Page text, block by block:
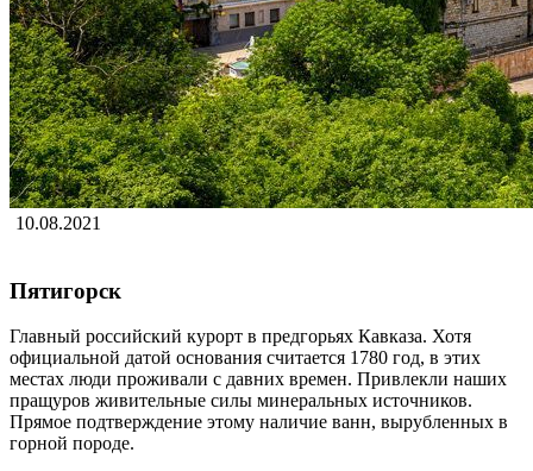
10.08.2021
Пятигорск
Главный российский курорт в предгорьях Кавказа. Хотя
официальной датой основания считается 1780 год, в этих
местах люди проживали с давних времен. Привлекли наших
пращуров живительные силы минеральных источников.
Прямое подтверждение этому наличие ванн, вырубленных в
горной породе.